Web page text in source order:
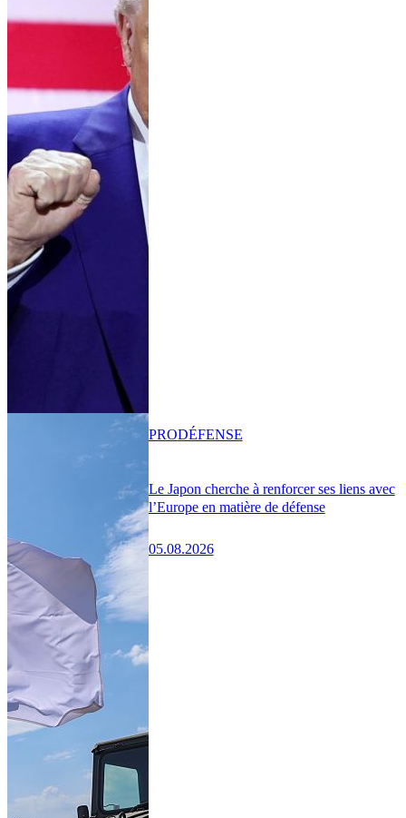
Le Japon cherche à renforcer ses liens avec
l’Europe en matière de défense
05.08.2026
PRODÉFENSE